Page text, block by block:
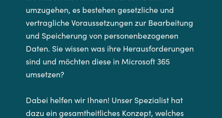
umzugehen, es bestehen gesetzliche und
vertragliche Voraussetzungen zur Bearbeitung
und Speicherung von personenbezogenen
Daten. Sie wissen was ihre Herausforderungen
sind und möchten diese in Microsoft 365
umsetzen?
Dabei helfen wir Ihnen! Unser Spezialist hat
dazu ein gesamtheitliches Konzept, welches